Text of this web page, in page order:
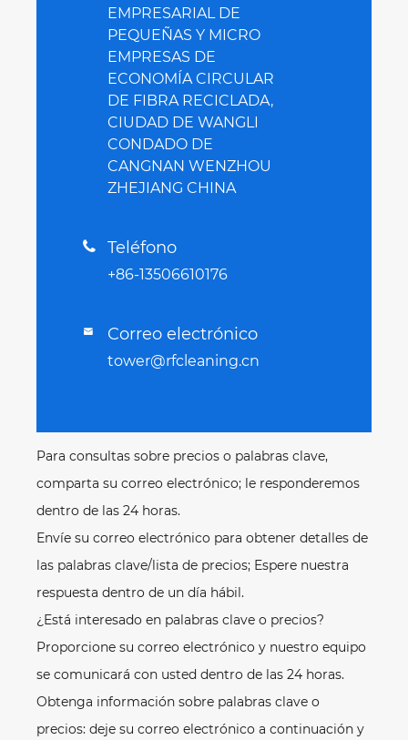
EMPRESARIAL DE
PEQUEÑAS Y MICRO
EMPRESAS DE
ECONOMÍA CIRCULAR
DE FIBRA RECICLADA,
CIUDAD DE WANGLI
CONDADO DE
CANGNAN WENZHOU
ZHEJIANG CHINA
 Teléfono
+86-13506610176
 Correo electrónico
tower@rfcleaning.cn
Para consultas sobre precios o palabras clave,
comparta su correo electrónico; le responderemos
dentro de las 24 horas.
Envíe su correo electrónico para obtener detalles de
las palabras clave/lista de precios; Espere nuestra
respuesta dentro de un día hábil.
¿Está interesado en palabras clave o precios?
Proporcione su correo electrónico y nuestro equipo
se comunicará con usted dentro de las 24 horas.
Obtenga información sobre palabras clave o
precios: deje su correo electrónico a continuación y